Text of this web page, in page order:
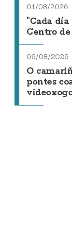
01/08/2026
"Cada
Centro
06/08/2026
O
pontes